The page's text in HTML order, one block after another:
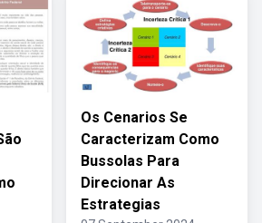
Os Cenarios Se
Caracterizam Como
Bussolas Para
Direcionar As
Estrategias